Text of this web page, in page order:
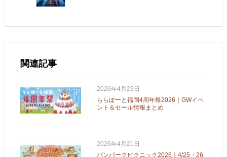
関連記事
2026年4月23日
ららぽーと福岡4周年祭2026｜GWイベ
ント＆セール情報まとめ
2026年4月21日
パンパークピクニック2026｜4/25・26